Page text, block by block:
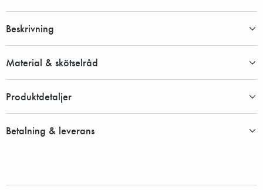
Beskrivning
Material & skötselråd
Produktdetaljer
Betalning & leverans